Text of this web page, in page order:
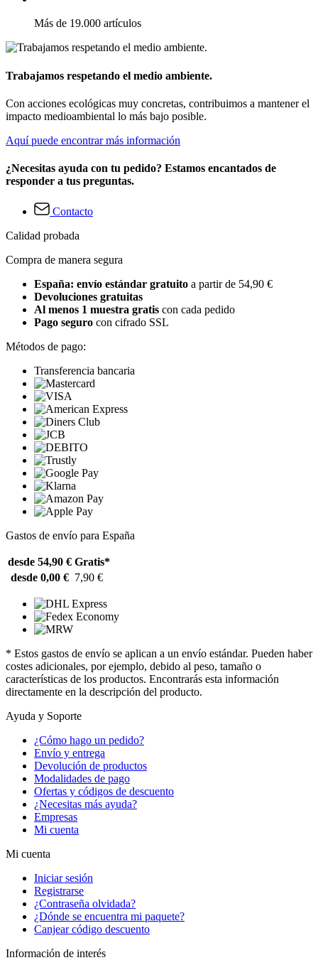
Más de 19.000 artículos
Trabajamos respetando el medio ambiente.
Con acciones ecológicas muy concretas, contribuimos a mantener el
impacto medioambiental lo más bajo posible.
Aquí puede encontrar más información
¿Necesitas ayuda con tu pedido? Estamos encantados de
responder a tus preguntas.
Contacto
Calidad probada
Compra de manera segura
España: envío estándar gratuito a partir de 54,90 €
Devoluciones gratuitas
Al menos 1 muestra gratis con cada pedido
Pago seguro con cifrado SSL
Métodos de pago:
Transferencia bancaria
Gastos de envío para España
desde 54,90 € Gratis*
desde 0,00 € 7,90 €
* Estos gastos de envío se aplican a un envío estándar. Pueden haber
costes adicionales, por ejemplo, debido al peso, tamaño o
características de los productos. Encontrarás esta información
directamente en la descripción del producto.
Ayuda y Soporte
¿Cómo hago un pedido?
Envío y entrega
Devolución de productos
Modalidades de pago
Ofertas y códigos de descuento
¿Necesitas más ayuda?
Empresas
Mi cuenta
Mi cuenta
Iniciar sesión
Registrarse
¿Contraseña olvidada?
¿Dónde se encuentra mi paquete?
Canjear código descuento
Información de interés